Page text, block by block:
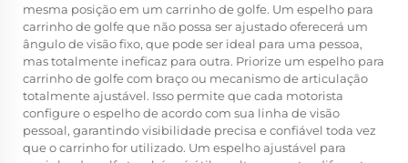
mesma posição em um carrinho de golfe. Um espelho para
carrinho de golfe que não possa ser ajustado oferecerá um
ângulo de visão fixo, que pode ser ideal para uma pessoa,
mas totalmente ineficaz para outra. Priorize um espelho para
carrinho de golfe com braço ou mecanismo de articulação
totalmente ajustável. Isso permite que cada motorista
configure o espelho de acordo com sua linha de visão
pessoal, garantindo visibilidade precisa e confiável toda vez
que o carrinho for utilizado. Um espelho ajustável para